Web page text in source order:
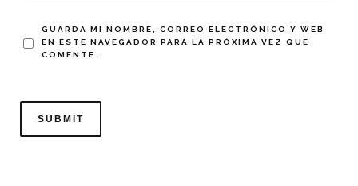
GUARDA MI NOMBRE, CORREO ELECTRÓNICO Y WEB
EN ESTE NAVEGADOR PARA LA PRÓXIMA VEZ QUE
COMENTE.